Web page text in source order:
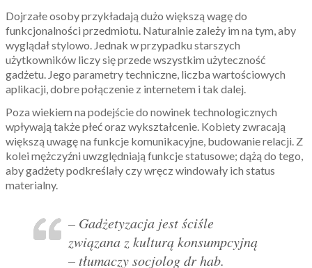
Dojrzałe osoby przykładają dużo większą wagę do
funkcjonalności przedmiotu. Naturalnie zależy im na tym, aby
wyglądał stylowo. Jednak w przypadku starszych
użytkowników liczy się przede wszystkim użyteczność
gadżetu. Jego parametry techniczne, liczba wartościowych
aplikacji, dobre połączenie z internetem i tak dalej.
Poza wiekiem na podejście do nowinek technologicznych
wpływają także płeć oraz wykształcenie. Kobiety zwracają
większą uwagę na funkcje komunikacyjne, budowanie relacji. Z
kolei mężczyźni uwzględniają funkcje statusowe; dążą do tego,
aby gadżety podkreślały czy wręcz windowały ich status
materialny.
– Gadżetyzacja jest ściśle
związana z kulturą konsumpcyjną
– tłumaczy socjolog dr hab.